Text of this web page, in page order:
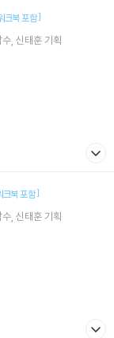
크북 포함]
수 신태훈기획
크북 포함]
수 신태훈기획